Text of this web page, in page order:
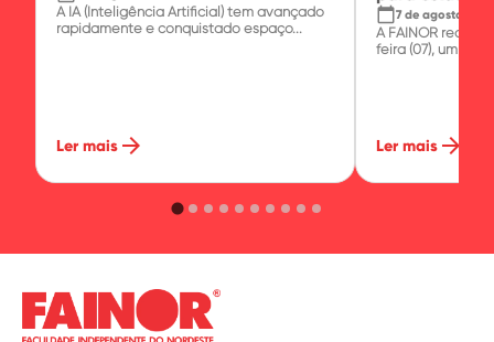
A IA (Inteligência Artificial) tem avançado
rapidamente e conquistado espaço...
Ler mais arrow_forward
calendar_today 7 de agosto de
A FAINOR
feira (07), um
Ler mais arrow_forward